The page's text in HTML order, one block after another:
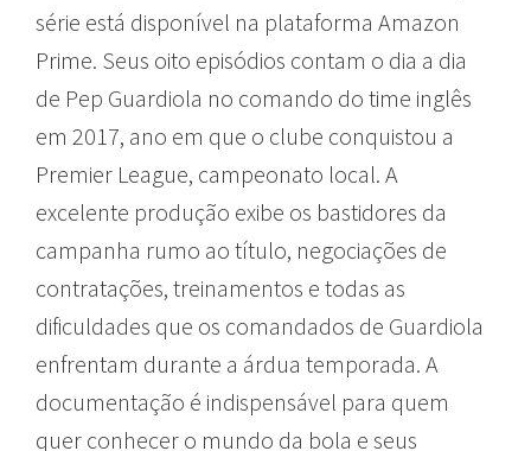
série está disponível na plataforma Amazon
Prime. Seus oito episódios contam o dia a dia
de Pep Guardiola no comando do time inglês
em 2017, ano em que o clube conquistou a
Premier League, campeonato local. A
excelente produção exibe os bastidores da
campanha rumo ao título, negociações de
contratações, treinamentos e todas as
dificuldades que os comandados de Guardiola
enfrentam durante a árdua temporada. A
documentação é indispensável para quem
quer conhecer o mundo da bola e seus